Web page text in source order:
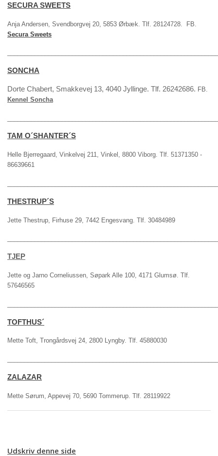
SECURA SWEETS
Anja Andersen, Svendborgvej 20, 5853 Ørbæk. Tlf. 28124728. FB.
Secura Sweets
SONCHA
Dorte Chabert, Smakkevej 13, 4040 Jyllinge. Tlf. 26242686. FB.
Kennel Soncha
TAM O´SHANTER´S
Helle Bjerregaard, Vinkelvej 211, Vinkel, 8800 Viborg. Tlf. 51371350 -
86639661
THESTRUP´S
Jette Thestrup, Firhuse 29, 7442 Engesvang. Tlf. 30484989
TJEP
Jette og Jarno Corneliussen, Søpark Alle 100, 4171 Glumsø. Tlf.
57646565
TOFTHUS´
Mette Toft, Trongårdsvej 24, 2800 Lyngby. Tlf. 45880030
ZALAZAR
Mette Sørum, Appevej 70, 5690 Tommerup. Tlf. 28119922
Udskriv denne side